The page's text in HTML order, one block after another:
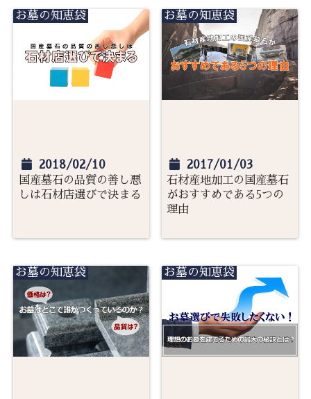
お墓の知恵袋
2018/02/10
国産墓石の品質の善し悪
しは石材店選びで決まる
お墓の知恵袋
2017/01/03
石材産地加工の国産墓石
がおすすめである5つの
理由
お墓の知恵袋 お墓の知恵袋